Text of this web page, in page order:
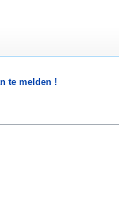
te melden !